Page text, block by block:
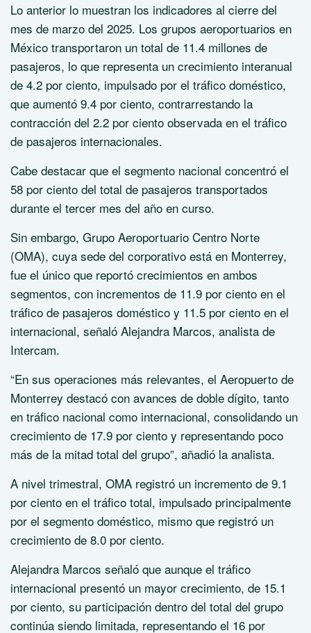
Lo anterior lo muestran los indicadores al cierre del
mes de marzo del 2025. Los grupos aeroportuarios en
México transportaron un total de 11.4 millones de
pasajeros, lo que representa un crecimiento interanual
de 4.2 por ciento, impulsado por el tráfico doméstico,
que aumentó 9.4 por ciento, contrarrestando la
contracción del 2.2 por ciento observada en el tráfico
de pasajeros internacionales.
Cabe destacar que el segmento nacional concentró el
58 por ciento del total de pasajeros transportados
durante el tercer mes del año en curso.
Sin embargo, Grupo Aeroportuario Centro Norte
(OMA), cuya sede del corporativo está en Monterrey,
fue el único que reportó crecimientos en ambos
segmentos, con incrementos de 11.9 por ciento en el
tráfico de pasajeros doméstico y 11.5 por ciento en el
internacional, señaló Alejandra Marcos, analista de
Intercam.
“En sus operaciones más relevantes, el Aeropuerto de
Monterrey destacó con avances de doble dígito, tanto
en tráfico nacional como internacional, consolidando un
crecimiento de 17.9 por ciento y representando poco
más de la mitad total del grupo”, añadió la analista.
A nivel trimestral, OMA registró un incremento de 9.1
por ciento en el tráfico total, impulsado principalmente
por el segmento doméstico, mismo que registró un
crecimiento de 8.0 por ciento.
Alejandra Marcos señaló que aunque el tráfico
internacional presentó un mayor crecimiento, de 15.1
por ciento, su participación dentro del total del grupo
continúa siendo limitada, representando el 16 por